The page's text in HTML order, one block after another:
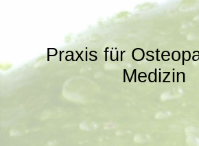
Praxis für
Medizin